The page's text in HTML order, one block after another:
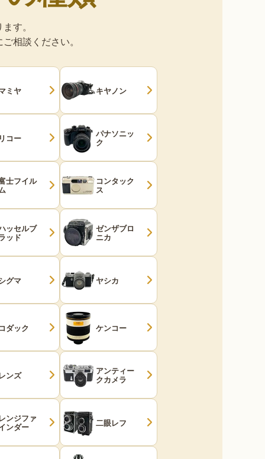
す。
相談ください。
ミヤ キヤノン
コー パナソニッ
ク
士フイル コンタック
ス
ッセルブ
ッド
ゼンザブロ
ニカ
グマ ヤシカ
ダック ケンコー
ンズ アンティー
クカメラ
ンジファ
ンダー 二眼レフ